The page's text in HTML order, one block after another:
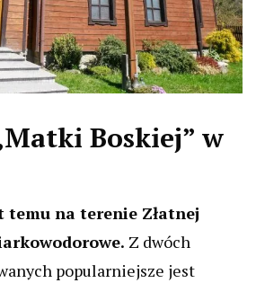
Boskiej” w
temu na terenie Złatnej
Z dwóch
popularniejsze jest